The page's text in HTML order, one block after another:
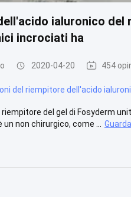
ialuronico
incrociati ha
2020-04-20 454
del riempitore dell'acido
del gel di Fosyderm
non chirurgico, come ...